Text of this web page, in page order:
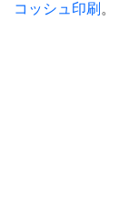
コッシュ印刷 。